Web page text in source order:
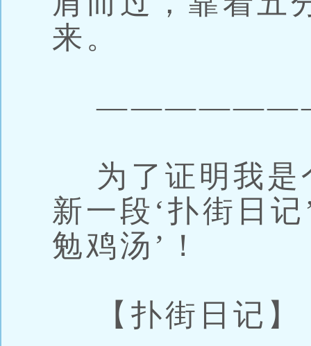
来。
为了证明我是
新一段‘扑街日
勉鸡汤’！
【扑街日记】